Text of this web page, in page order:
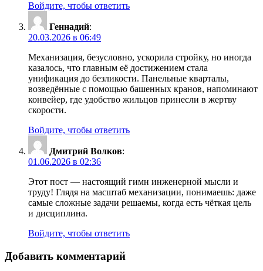
Войдите, чтобы ответить
Геннадий:
20.03.2026 в 06:49
Механизация, безусловно, ускорила стройку, но иногда
казалось, что главным её достижением стала
унификация до безликости. Панельные кварталы,
возведённые с помощью башенных кранов, напоминают
конвейер, где удобство жильцов принесли в жертву
скорости.
Войдите, чтобы ответить
Дмитрий Волков:
01.06.2026 в 02:36
Этот пост — настоящий гимн инженерной мысли и
труду! Глядя на масштаб механизации, понимаешь: даже
самые сложные задачи решаемы, когда есть чёткая цель
и дисциплина.
Войдите, чтобы ответить
Добавить комментарий